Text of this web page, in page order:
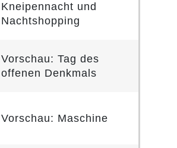
Kneipennacht und
Nachtshopping
Vorschau: Tag des
offenen Denkmals
Vorschau: Maschine